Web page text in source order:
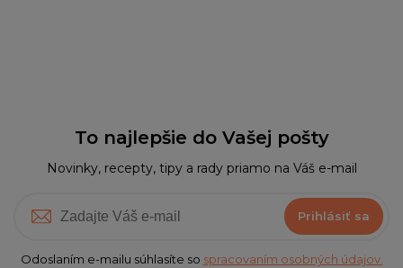
To najlepšie do Vašej pošty
Novinky, recepty, tipy a rady priamo na Váš e-mail
Prihlásiť sa
Odoslaním e-mailu súhlasíte so spracovaním osobných údajov.